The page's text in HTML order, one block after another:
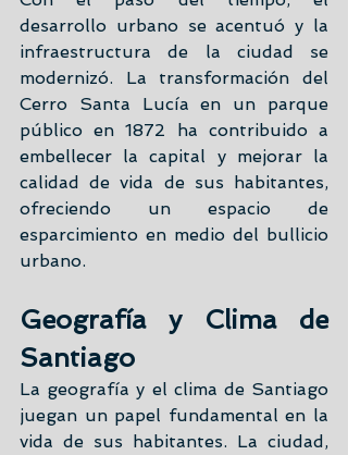
desarrollo urbano se acentuó y la
infraestructura de la ciudad se
modernizó. La transformación del
Cerro Santa Lucía en un parque
público en 1872 ha contribuido a
embellecer la capital y mejorar la
calidad de vida de sus habitantes,
ofreciendo un espacio de
esparcimiento en medio del bullicio
urbano.
Geografía y Clima de
Santiago
La geografía y el clima de Santiago
juegan un papel fundamental en la